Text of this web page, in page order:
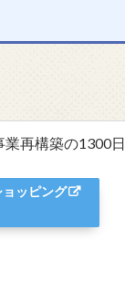
再構築の1300日
ッピング